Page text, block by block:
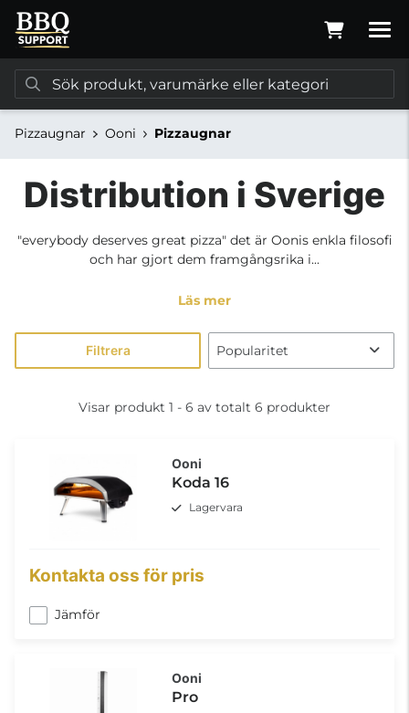
Pizzaugnar Ooni Pizzaugnar
Distribution i Sverige
"everybody deserves great pizza" det är Oonis enkla filosofi
och har gjort dem framgångsrika i...
Läs mer
Filtrera
Visar produkt 1 - 6 av totalt 6 produkter
Ooni
Koda 16
Lagervara
Kontakta oss för pris
Jämför
Ooni
Pro